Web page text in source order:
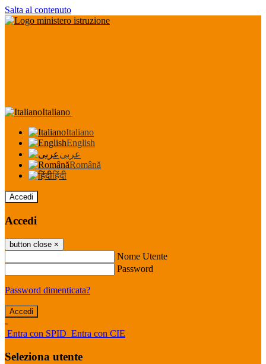
Salta al contenuto
Italiano
Italiano
English
عربى
Română
हिंदी
Accedi
Accedi
button close ×
Nome Utente
Password
Password dimenticata?
-
Entra con SPID Entra con CIE
Seleziona utente